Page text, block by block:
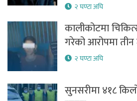
२ घण्टा अघि
कालीकोटमा
गरेको आरोपमा तीन
२ घण्टा अघि
सुनसरीमा ४१८